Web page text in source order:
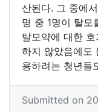
산된다. 그 중에
명 중 1명이 탈모
탈모약에 대한
하지 않았음에도
용하려는 청년들
Submitted on